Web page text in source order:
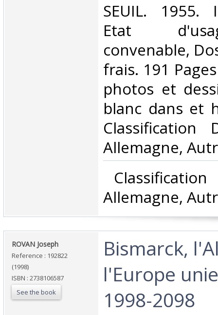
‎SEUIL. 1955.
Etat
convenable,
frais. 191
photos et
blanc dans et
Classification
Allemagne,
Allemagne,
‎ROVAN Joseph‎
Reference : 192822
(1998)
ISBN : 2738106587
See the book
‎Bismarck,
l'Europe
1998-2098‎